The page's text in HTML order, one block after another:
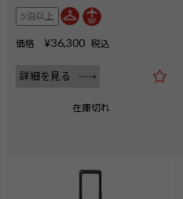
5泊以上
価格 ¥36,300 税込
詳細を見る
在庫切れ